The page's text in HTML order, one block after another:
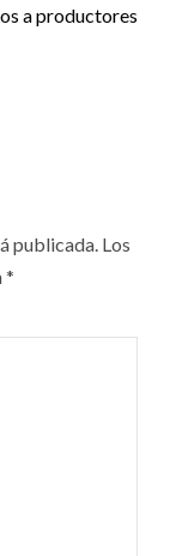
a productores
publicada. Los
*